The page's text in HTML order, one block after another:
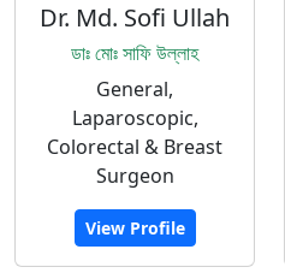
Dr. Md. Sofi Ullah
ডাঃ মোঃ সাফি উল্লাহ
General,
Laparoscopic,
Colorectal & Breast
Surgeon
View Profile